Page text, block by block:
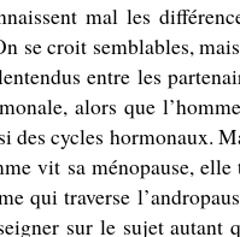
mal les
se croit semblables,
entre les
alors que
des cycles hormonaux.
vit sa ménopause,
qui traverse
sur le sujet autant